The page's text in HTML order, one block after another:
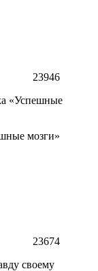
23946
мозги»
23674